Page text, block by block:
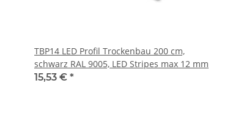
TBP14 LED Profil Trockenbau 200 cm,
schwarz RAL 9005, LED Stripes max 12 mm
15,53 € *